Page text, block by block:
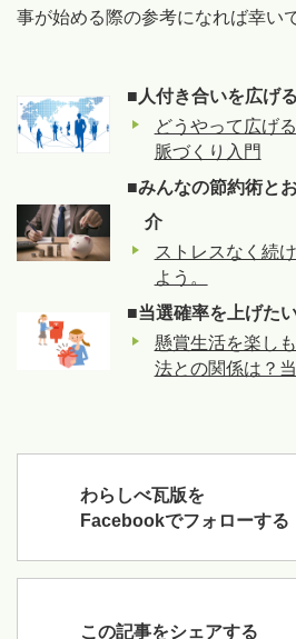
事が始める際の参考になれば幸い
■人付き合いを広げ
どうやって広げ
脈づくり入門
■みんなの節約術と
介
ストレスなく続
よう。
■当選確率を上げた
懸賞生活を楽し
法との関係は？
わらしべ瓦版を
Facebookでフォローする
この記事をシェアする